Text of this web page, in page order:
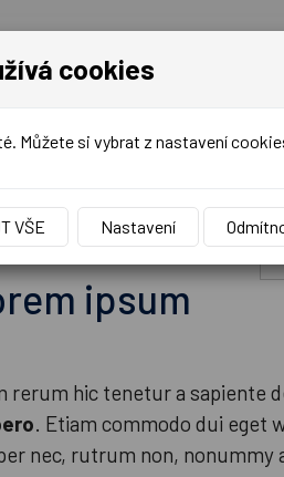
Služby Kontakt
ipsum
rerum hic tenetur a sapiente
. Etiam commodo dui eget
nec, rutrum non, nonummy
cookies
Můžete si vybrat z nastavení
VŠE Nastavení